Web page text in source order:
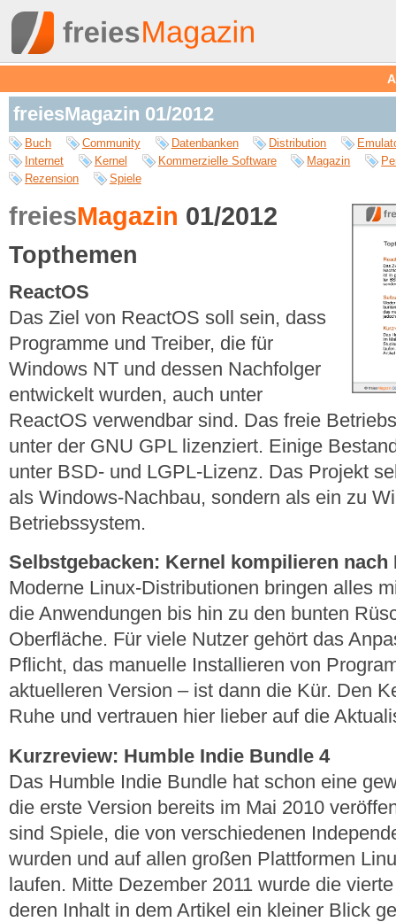
freiesMagazin 01/2012
Buch Community Datenbanken Distribution
Internet
Kernel Kommerzielle Software Magazin
Rezension
Spiele
freiesMagazin 01/2012
Topthemen
ReactOS
Das Ziel von ReactOS soll sein, dass
Programme und Treiber, die für
Windows NT und dessen Nachfolger
entwickelt wurden, auch unter
ReactOS verwendbar sind. Das freie
unter der GNU GPL lizenziert. Einige
unter BSD- und LGPL-Lizenz. Das Projekt
als Windows-Nachbau, sondern als ein zu
Betriebssystem.
Selbstgebacken: Kernel kompilieren nach
Moderne Linux-Distributionen bringen alles
die Anwendungen bis hin zu den bunten
Oberfläche. Für viele Nutzer gehört das
Pflicht, das manuelle Installieren von
aktuelleren Version – ist dann die Kür. Den
Ruhe und vertrauen hier lieber auf die
Kurzreview: Humble Indie Bundle 4
Das Humble Indie Bundle hat schon eine
die erste Version bereits im Mai 2010
sind Spiele, die von verschiedenen
wurden und auf allen großen Plattformen
laufen. Mitte Dezember 2011 wurde die
deren Inhalt in dem Artikel ein kleiner Blick